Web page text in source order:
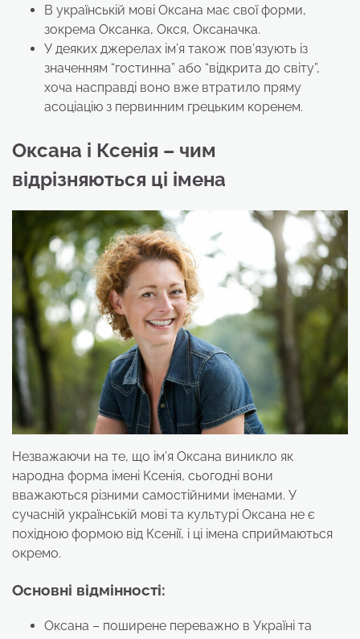
В українській мові Оксана має свої форми,
зокрема Оксанка, Окся, Оксаначка.
У деяких джерелах ім’я також пов’язують із
значенням “гостинна” або “відкрита до світу”,
хоча насправді воно вже втратило пряму
асоціацію з первинним грецьким коренем.
Оксана і Ксенія – чим
відрізняються ці імена
Незважаючи на те, що ім’я Оксана виникло як
народна форма імені Ксенія, сьогодні вони
вважаються різними самостійними іменами. У
сучасній українській мові та культурі Оксана не є
похідною формою від Ксенії, і ці імена сприймаються
окремо.
Основні відмінності:
Оксана – поширене переважно в Україні та